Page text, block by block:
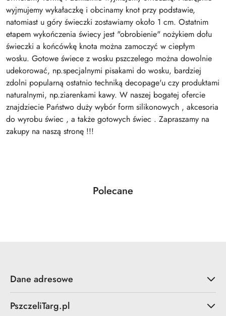
wyjmujemy wykałaczkę i obcinamy knot przy podstawie,
natomiast u góry świeczki zostawiamy około 1 cm. Ostatnim
etapem wykończenia świecy jest "obrobienie" nożykiem dołu
świeczki a końcówkę knota można zamoczyć w ciepłym
wosku. Gotowe świece z wosku pszczelego można dowolnie
udekorować, np.specjalnymi pisakami do wosku, bardziej
zdolni popularną ostatnio techniką decopage'u czy produktami
naturalnymi, np.ziarenkami kawy. W naszej bogatej ofercie
znajdziecie Państwo duży wybór form silikonowych , akcesoria
do wyrobu świec , a także gotowych świec . Zapraszamy na
zakupy na naszą stronę !!!
Pomiń karuzelę produktów
Produkty
Polecane
Dane adresowe
PszczeliTarg.pl